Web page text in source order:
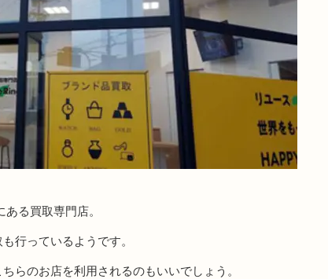
る買取専門店。
行っているようです。
らのお店を利用されるのもいいでしょう。